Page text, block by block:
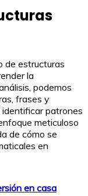
de estructuras
la
podemos
frases y
identificar patrones
meticuloso
de cómo se
en
en casa